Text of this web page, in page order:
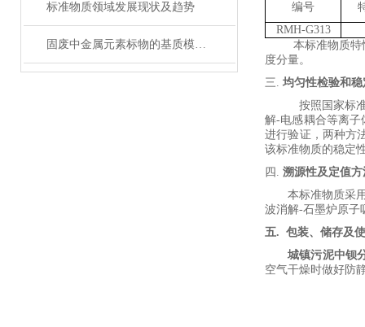
标准物质领域发展现状及趋势
固废中金属元素标物的基质模拟与定值技术解析
编号
RMH-G313
本标准物质
度分量。
三. 均匀性检验和
按照国家标
解-电感耦合等离
进行验证，两种方
该标准物质的稳定
四. 溯源性及定值方
本标准物质采
波消解-石墨炉原子
五. 包装、储存及
城镇污泥中钡
空气干燥时做好防